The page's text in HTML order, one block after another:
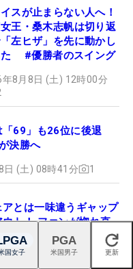
スが止まらない人へ！
王・桑木志帆は切り返
左ヒザ」を先に動かし
た #優勝者のスイング
年8月8日 (土) 12時00分
「69」も26位に後退
決勝へ
日 (土) 08時41分 1
アとは一味違うギャップ
ト！ ファンが惚れ直
姿が完璧すぎる女子プ
閉じる
国女子
PGA
米国男子 更新